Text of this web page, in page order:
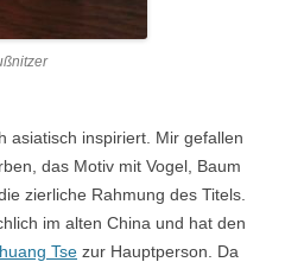
asiatisch inspiriert. Mir gefallen
das Motiv mit Vogel, Baum
zierliche Rahmung des Titels.
im alten China und hat den
Tse zur Hauptperson. Da